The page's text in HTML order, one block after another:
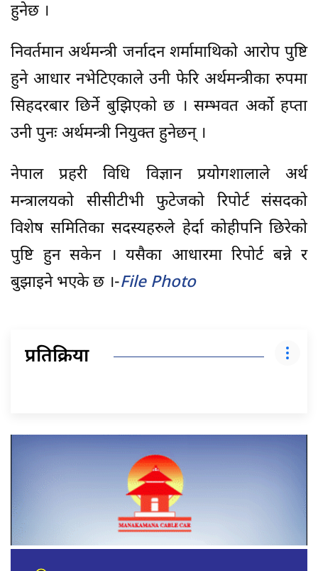
हुनेछ ।
निवर्तमान अर्थमन्त्री जर्नादन शर्मामाथिको आरोप पुष्टि
हुने आधार नभेटिएकाले उनी फेरि अर्थमन्त्रीका रुपमा
सिहदरबार छिर्ने बुझिएको छ । सम्भवत अर्को हप्ता
उनी पुनः अर्थमन्त्री नियुक्त हुनेछन् ।
नेपाल प्रहरी विधि विज्ञान प्रयोगशालाले अर्थ
मन्त्रालयको सीसीटीभी फुटेजको रिपोर्ट संसदको
विशेष समितिका सदस्यहरुले हेर्दा कोहीपनि छिरेको
पुष्टि हुन सकेन । यसैका आधारमा रिपोर्ट बन्ने र
बुझाइने भएके छ ।-File Photo
प्रतिक्रिया